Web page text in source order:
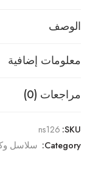
الوصف
معلومات إضافية
مراجعات (0)
SKU:
ns126
Category:
سلاسل